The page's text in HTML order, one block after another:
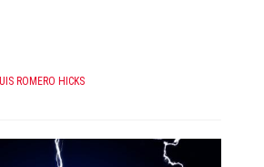
ROMERO HICKS